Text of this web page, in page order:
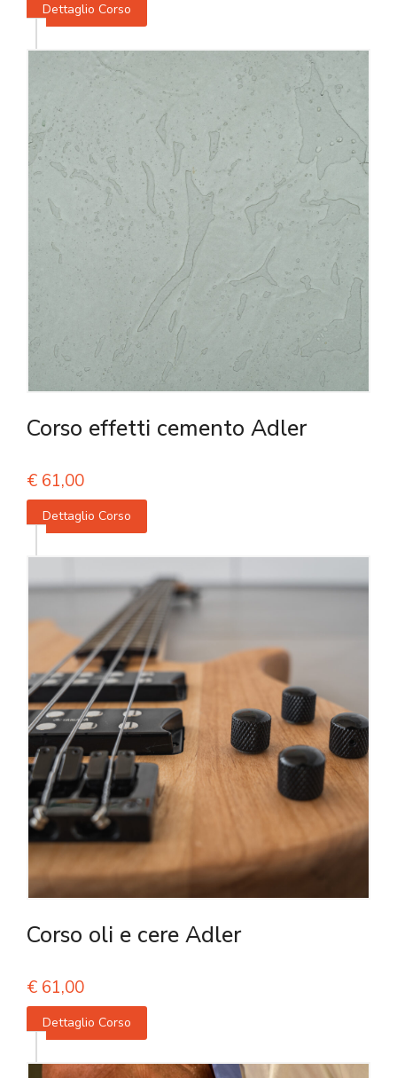
Dettaglio Corso
Corso effetti cemento Adler
€ 61,00
Dettaglio Corso
Corso oli e cere Adler
€ 61,00
Dettaglio Corso